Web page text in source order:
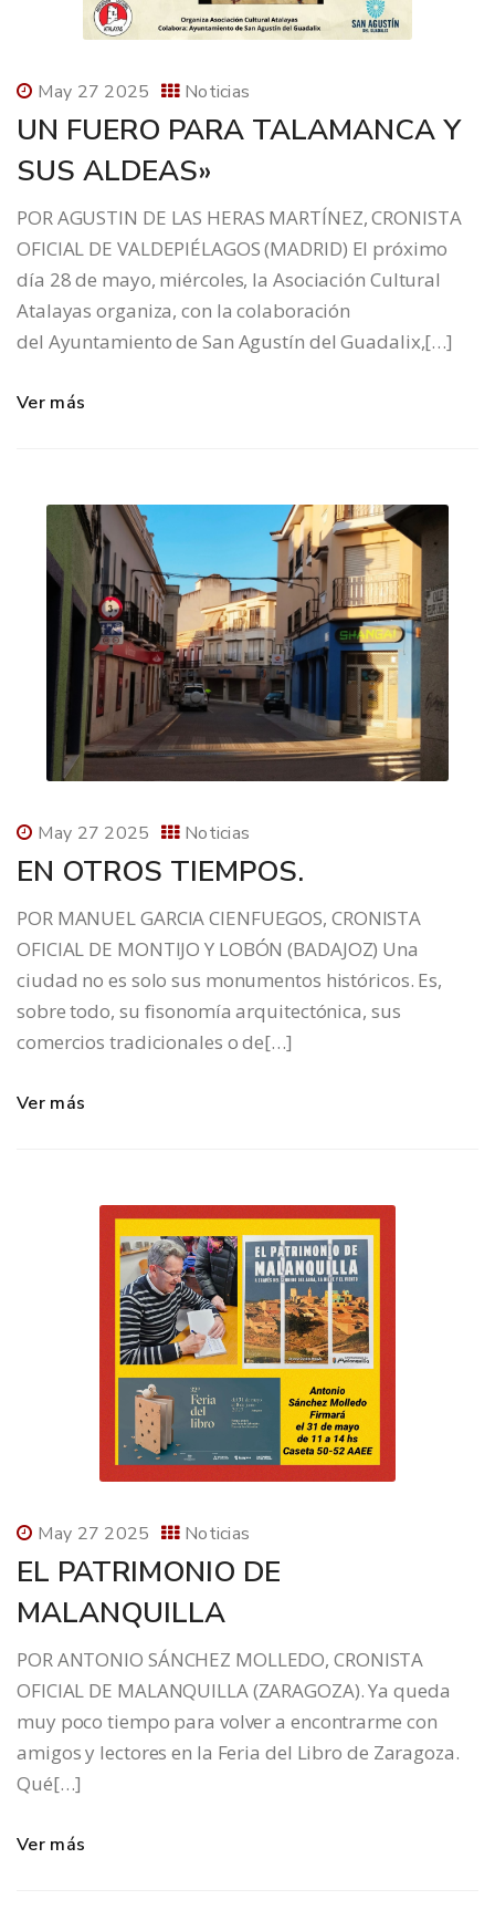
May 27 2025 Noticias
UN FUERO PARA TALAMANCA Y
SUS ALDEAS»
POR AGUSTIN DE LAS HERAS MARTÍNEZ, CRONISTA
OFICIAL DE VALDEPIÉLAGOS (MADRID) El próximo
día 28 de mayo, miércoles, la Asociación Cultural
Atalayas organiza, con la colaboración
del Ayuntamiento de San Agustín del Guadalix,[…]
Ver más
May 27 2025 Noticias
EN OTROS TIEMPOS.
POR MANUEL GARCIA CIENFUEGOS, CRONISTA
OFICIAL DE MONTIJO Y LOBÓN (BADAJOZ) Una
ciudad no es solo sus monumentos históricos. Es,
sobre todo, su fisonomía arquitectónica, sus
comercios tradicionales o de[…]
Ver más
May 27 2025 Noticias
EL PATRIMONIO DE
MALANQUILLA
POR ANTONIO SÁNCHEZ MOLLEDO, CRONISTA
OFICIAL DE MALANQUILLA (ZARAGOZA). Ya queda
muy poco tiempo para volver a encontrarme con
amigos y lectores en la Feria del Libro de Zaragoza.
Qué[…]
Ver más